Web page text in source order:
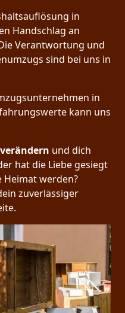
in
Handschlag an
Verantwortung und
sind bei uns in
in
kann uns
und dich
hat die Liebe gesiegt
Heimat werden?
zuverlässiger